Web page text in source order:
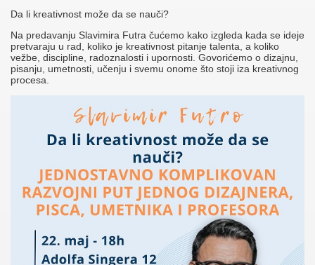
Da li kreativnost može da se nauči?
Na predavanju Slavimira Futra čućemo kako izgleda kada se ideje
pretvaraju u rad, koliko je kreativnost pitanje talenta, a koliko
vežbe, discipline, radoznalosti i upornosti. Govorićemo o dizajnu,
pisanju, umetnosti, učenju i svemu onome što stoji iza kreativnog
procesa.